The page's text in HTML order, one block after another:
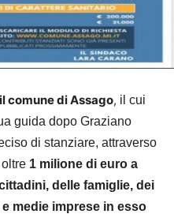
comune di Assago, il cui
guida dopo Graziano
di stanziare, attraverso
1 milione di euro a
delle famiglie, dei
medie imprese in esso